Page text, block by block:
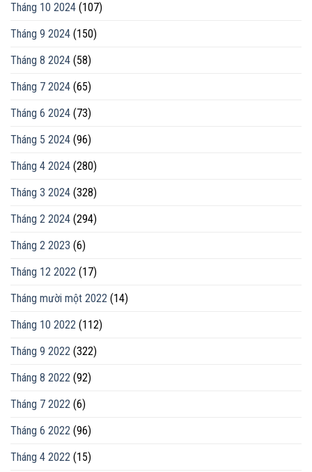
Tháng 10 2024 (107)
Tháng 9 2024 (150)
Tháng 8 2024 (58)
Tháng 7 2024 (65)
Tháng 6 2024 (73)
Tháng 5 2024 (96)
Tháng 4 2024 (280)
Tháng 3 2024 (328)
Tháng 2 2024 (294)
Tháng 2 2023 (6)
Tháng 12 2022 (17)
Tháng mười một 2022 (14)
Tháng 10 2022 (112)
Tháng 9 2022 (322)
Tháng 8 2022 (92)
Tháng 7 2022 (6)
Tháng 6 2022 (96)
Tháng 4 2022 (15)